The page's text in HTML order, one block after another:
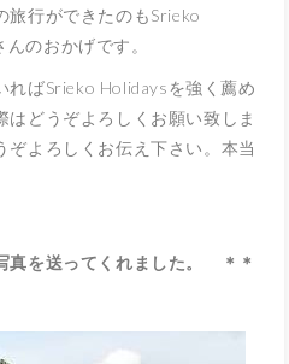
旅行ができたのもSrieko
のおかげです。
ればSrieko Holidaysを強く薦め
はどうぞよろしくお願い致しま
ぞよろしくお伝え下さい。本当
真を送ってくれました。 ＊＊